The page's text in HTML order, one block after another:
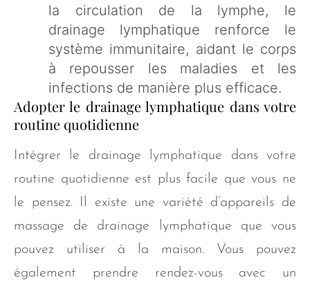
la circulation de la lymphe, le
drainage lymphatique renforce le
système immunitaire, aidant le corps
à repousser les maladies et les
infections de manière plus efficace.
Adopter le drainage lymphatique dans votre
routine quotidienne
Intégrer le drainage lymphatique dans votre
routine quotidienne est plus facile que vous ne
le pensez. Il existe une variété d’appareils de
massage de drainage lymphatique que vous
pouvez utiliser à la maison. Vous pouvez
également prendre rendez-vous avec un